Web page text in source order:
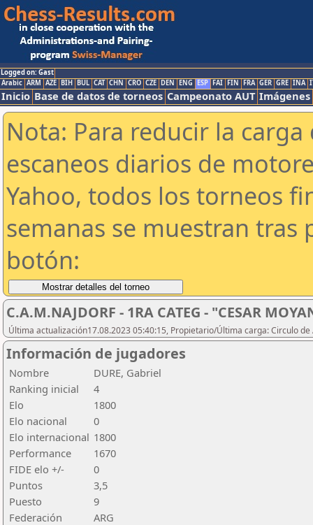
Logged on: Gast
Arabic ARM AZE BIH BUL CAT CHN CRO CZE DEN ENG ESP FAI FIN FRA GER GRE INA
Inicio Base de datos de torneos Campeonato AUT Imágenes
Nota: Para reducir la
escaneos diarios de
Yahoo, todos los torneos
semanas se muestran tras
botón:
C.A.M.NAJDORF - 1RA CATEG - "CESAR
Última actualización17.08.2023 05:40:15, Propietario/Última carga: Circulo
Información de jugadores
Nombre
DURE, Gabriel
Ranking inicial
4
Elo
1800
Elo nacional
0
Elo internacional 1800
Performance
1670
FIDE elo +/-
0
Puntos
3,5
Puesto
9
Federación
ARG